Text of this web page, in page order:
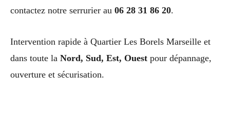
contactez notre serrurier au 06 28 31 86 20.
Intervention rapide à Quartier Les Borels Marseille et
dans toute la Nord, Sud, Est, Ouest pour dépannage,
ouverture et sécurisation.